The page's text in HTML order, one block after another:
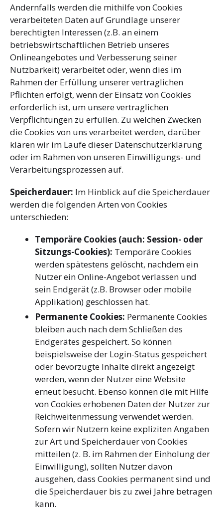
Andernfalls werden die mithilfe von Cookies
verarbeiteten Daten auf Grundlage unserer
berechtigten Interessen (z.B. an einem
betriebswirtschaftlichen Betrieb unseres
Onlineangebotes und Verbesserung seiner
Nutzbarkeit) verarbeitet oder, wenn dies im
Rahmen der Erfüllung unserer vertraglichen
Pflichten erfolgt, wenn der Einsatz von Cookies
erforderlich ist, um unsere vertraglichen
Verpflichtungen zu erfüllen. Zu welchen Zwecken
die Cookies von uns verarbeitet werden, darüber
klären wir im Laufe dieser Datenschutzerklärung
oder im Rahmen von unseren Einwilligungs- und
Verarbeitungsprozessen auf.
Speicherdauer: Im Hinblick auf die Speicherdauer
werden die folgenden Arten von Cookies
unterschieden:
Temporäre Cookies (auch: Session- oder
Sitzungs-Cookies): Temporäre Cookies
werden spätestens gelöscht, nachdem ein
Nutzer ein Online-Angebot verlassen und
sein Endgerät (z.B. Browser oder mobile
Applikation) geschlossen hat.
Permanente Cookies: Permanente Cookies
bleiben auch nach dem Schließen des
Endgerätes gespeichert. So können
beispielsweise der Login-Status gespeichert
oder bevorzugte Inhalte direkt angezeigt
werden, wenn der Nutzer eine Website
erneut besucht. Ebenso können die mit Hilfe
von Cookies erhobenen Daten der Nutzer zur
Reichweitenmessung verwendet werden.
Sofern wir Nutzern keine expliziten Angaben
zur Art und Speicherdauer von Cookies
mitteilen (z. B. im Rahmen der Einholung der
Einwilligung), sollten Nutzer davon
ausgehen, dass Cookies permanent sind und
die Speicherdauer bis zu zwei Jahre betragen
kann.